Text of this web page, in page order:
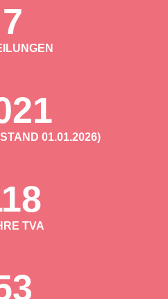
7
01.01.2026)
TVA